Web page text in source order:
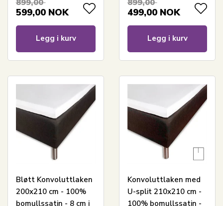
899,00
599,00 NOK
Legg i kurv
899,00
499,00 NOK
Legg i kurv
Bløtt Konvoluttlaken
200x210 cm - 100%
bomullssatin - 8 cm i
Konvoluttlaken med
U-split 210x210 cm -
100% bomullssatin -